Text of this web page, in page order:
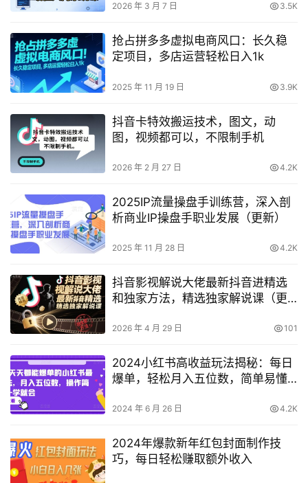
2026 年 3 月 7 日 3.5K
抢占拼多多虚拟电商风口：长久稳
定项目，多店运营轻松日入1k
2025 年 11 月 19 日 3.9K
抖音卡特效搬运技术，图文，动
图，视频都可以，不限制手机
2026 年 2 月 27 日 4.2K
2025IP流量操盘手训练营，深入剖
析商业IP操盘手职业发展（更新）
2025 年 11 月 28 日 4.2K
抖音影视解说大佬最新抖音进精选
和独家方法，精选独家解说课（更
2026 年 4 月 29 日 101
2024小红书高收益玩法揭秘：每日
爆单，轻松月入五位数，简单易懂
2024 年 6 月 26 日 4.2K
2024年爆款新年红包封面制作技
巧，每日轻松赚取额外收入